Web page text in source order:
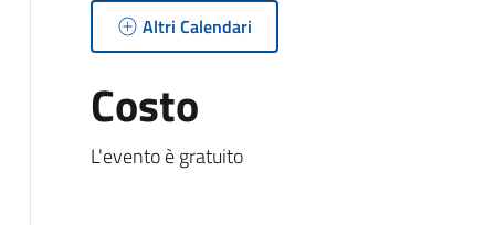
Altri Calendari
Costo
L'evento è gratuito